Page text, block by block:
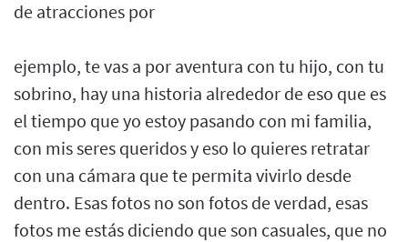
de atracciones por
ejemplo, te vas a por aventura con tu hijo, con tu
sobrino, hay una historia alrededor de eso que es
el tiempo que yo estoy pasando con mi familia,
con mis seres queridos y eso lo quieres retratar
con una cámara que te permita vivirlo desde
dentro. Esas fotos no son fotos de verdad, esas
fotos me estás diciendo que son casuales, que no